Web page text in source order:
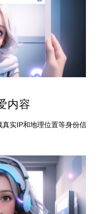
内容
实IP和地理位置等身份信